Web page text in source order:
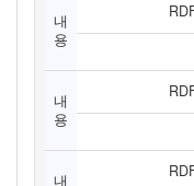
내
용
내
용
내